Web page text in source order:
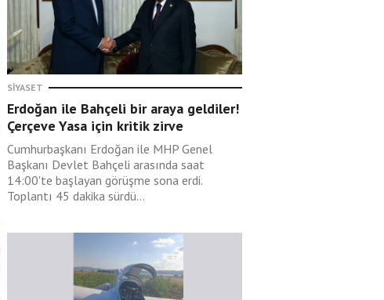
SIYASET
Erdoğan ile Bahçeli bir araya geldiler!
Çerçeve Yasa için kritik zirve
Cumhurbaşkanı Erdoğan ile MHP Genel
Başkanı Devlet Bahçeli arasında saat
14:00'te başlayan görüşme sona erdi.
Toplantı 45 dakika sürdü...